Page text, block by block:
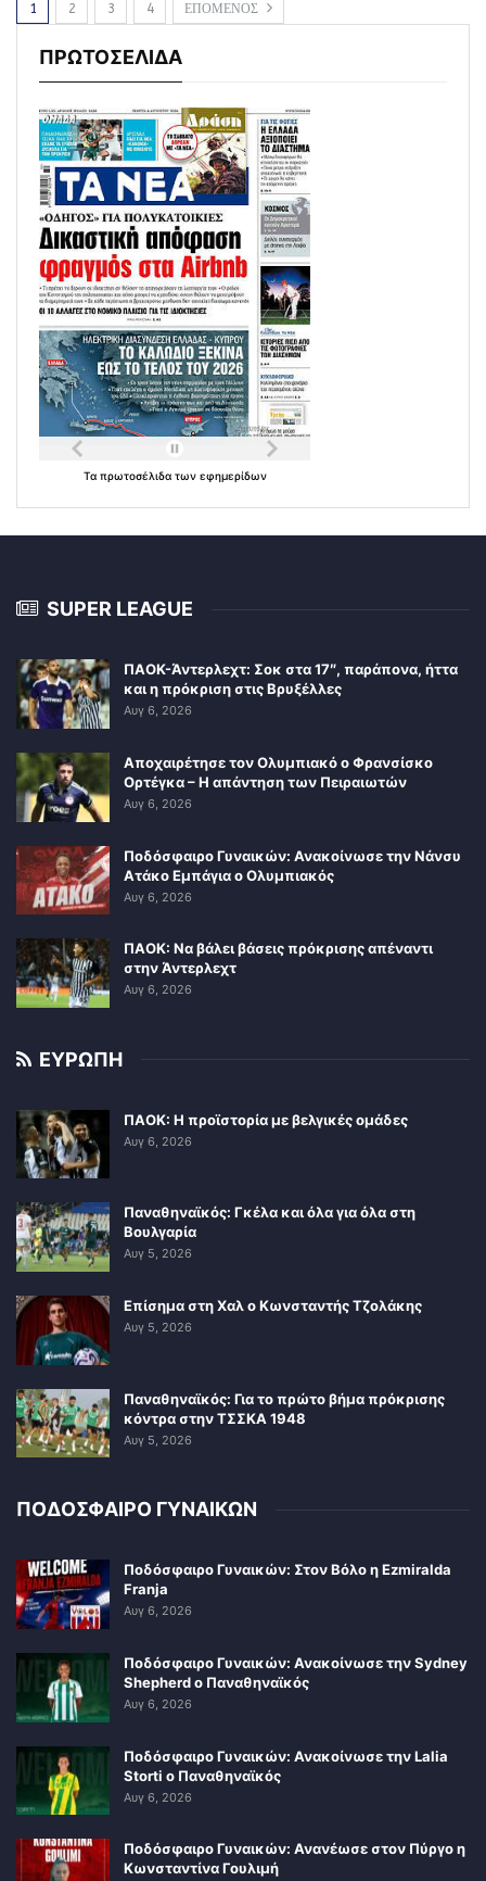
1 2 3 4 ΕΠΟΜΕΝΟΣ
ΠΡΩΤΟΣΕΛΙΔΑ
Τα πρωτοσέλιδα των εφημερίδων
SUPER LEAGUE
ΠΑΟΚ-Άντερλεχτ: Σοκ στα 17″, παράπονα, ήττα
και η πρόκριση στις Βρυξέλλες
Αυγ 6, 2026
Αποχαιρέτησε τον Ολυμπιακό ο Φρανσίσκο
Ορτέγκα – Η απάντηση των Πειραιωτών
Αυγ 6, 2026
Ποδόσφαιρο Γυναικών: Ανακοίνωσε την Νάνσυ
Ατάκο Εμπάγια ο Ολυμπιακός
Αυγ 6, 2026
ΠΑΟΚ: Να βάλει βάσεις πρόκρισης απέναντι
στην Άντερλεχτ
Αυγ 6, 2026
ΕΥΡΩΠΗ
ΠΑΟΚ: Η προϊστορία με βελγικές ομάδες
Αυγ 6, 2026
Παναθηναϊκός: Γκέλα και όλα για όλα στη
Βουλγαρία
Αυγ 5, 2026
Επίσημα στη Χαλ ο Κωνσταντής Τζολάκης
Αυγ 5, 2026
Παναθηναϊκός: Για το πρώτο βήμα πρόκρισης
κόντρα στην ΤΣΣΚΑ 1948
Αυγ 5, 2026
ΠΟΔΟΣΦΑΙΡΟ ΓΥΝΑΙΚΩΝ
Ποδόσφαιρο Γυναικών: Στον Βόλο η Ezmiralda
Franja
Αυγ 6, 2026
Ποδόσφαιρο Γυναικών: Ανακοίνωσε την Sydney
Shepherd ο Παναθηναϊκός
Αυγ 6, 2026
Ποδόσφαιρο Γυναικών: Ανακοίνωσε την Lalia
Storti ο Παναθηναϊκός
Αυγ 6, 2026
Ποδόσφαιρο Γυναικών: Ανανέωσε στον Πύργο η
Κωνσταντίνα Γουλιμή